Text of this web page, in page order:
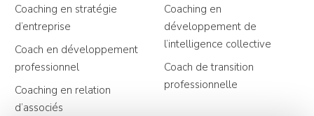
page
Menu
de
navigation
des
coachings
Coaching en stratégie
d’entreprise
Coach en développement
professionnel
Coaching en relation
d’associés
Coaching en
développement de
l’intelligence collective
Coach de transition
professionnelle